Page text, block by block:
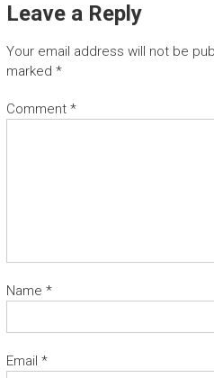
Leave a Reply
Your email address will not be
marked *
Comment *
Name *
Email *